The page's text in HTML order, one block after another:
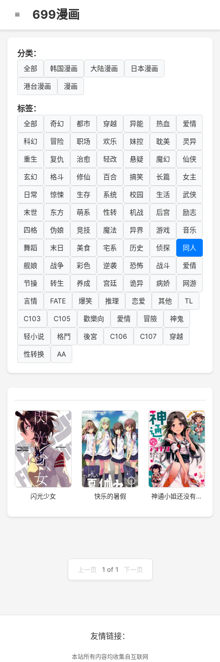
≡ 699漫画
分类：
全部 韩国漫画 大陆漫画 日本漫画
港台漫画 漫画
标签：
全部 奇幻 都市 穿越 异能 热血 爱情
科幻 冒险 职场 欢乐 妹控 耽美 灵异
重生 复仇 治愈 轻改 悬疑 魔幻 仙侠
玄幻 格斗 修仙 百合 搞笑 长篇 女主
日常 惊悚 生存 系统 校园 生活 武侠
末世 东方 萌系 性转 机战 后宫 励志
四格 伪娘 竞技 魔法 异界 游戏 音乐
舞蹈 末日 美食 宅系 历史 侦探 同人
舰娘 战争 彩色 逆袭 恐怖 战斗 爱倩
节操 转生 养成 宫廷 诡异 病娇 网游
言情 FATE 爆笑 推理 恋爱 其他 TL
C103 C105 歡樂向 愛情 冒險 神鬼
轻小说 格鬥 後宮 C106 C107 穿越
性转换 AA
闪光少女 快乐的暑假
神通小姐还没有踏
上一页 1 of 1 下一页
友情链接：
本站所有内容均收集自互联网